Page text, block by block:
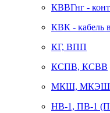
КВВГнг -
КВК - кабель
КГ, ВПП
КСПВ, КСВВ
МКШ, МКЭШ
НВ-1, ПВ-1